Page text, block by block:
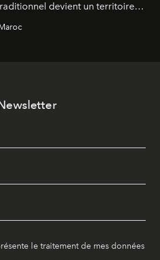
devient un territoire
Néo Beldi, Diamantine en
les usages pour l’inscrire dans
le traitement de mes données